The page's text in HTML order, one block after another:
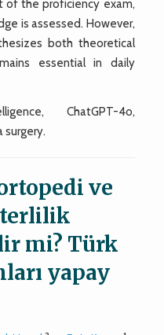
of the proficiency exam,
is assessed. However,
both theoretical
essential in daily
ChatGPT-4o,
surgery.
ve
mi? Türk
yapay